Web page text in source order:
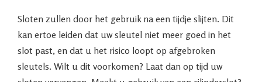
Sloten zullen door het gebruik na een tijdje slijten. Dit
kan ertoe leiden dat uw sleutel niet meer goed in het
slot past, en dat u het risico loopt op afgebroken
sleutels. Wilt u dit voorkomen? Laat dan op tijd uw